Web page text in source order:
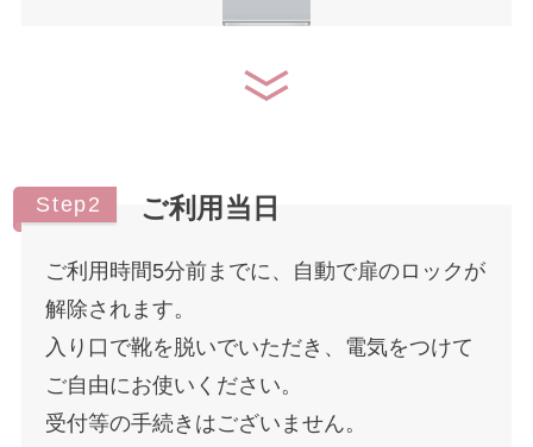
ご利用当日
Step2
ご利用時間5分前までに、自動で扉のロックが
解除されます。
入り口で靴を脱いでいただき、電気をつけて
ご自由にお使いください。
受付等の手続きはございません。